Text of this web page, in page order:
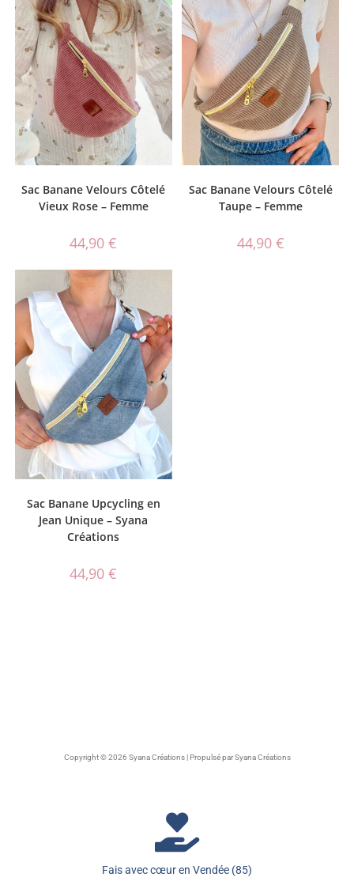
Sac Banane Velours Côtelé
Vieux Rose – Femme
44,90€
Sac Banane Velours Côtelé
Taupe – Femme
44,90 €
Sac Banane Upcycling en
Jean Unique – Syana
Créations
44,90€
Copyright © 2026 Syana Créations | Propulsé par Syana Créations
Fais avec cœur en Vendée (85)